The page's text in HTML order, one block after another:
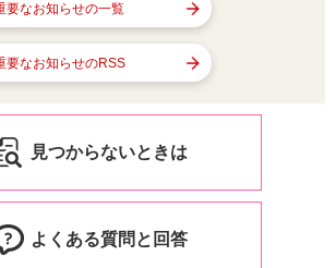
要なお知らせの一覧
要なお知らせのRSS
見つからないときは
よくある質問と回答